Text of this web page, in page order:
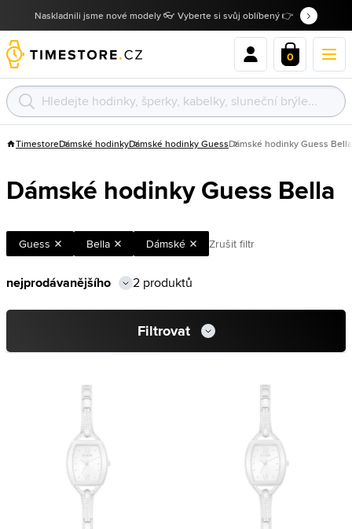
Naskladnili jsme nové modely 👓 Vyberte si svůj oblíbený 👉
0
TimestoreDámské hodinkyDámské hodinky GuessDámské hodinky Guess Bella
Dámské hodinky Guess Bella
Guess Bella Dámské Zrušit filtr
2 produktů
Filtrovat